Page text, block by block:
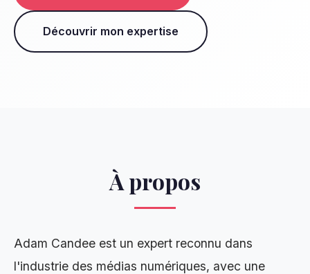
Découvrir mon expertise
À propos
Adam Candee est un expert reconnu dans
l'industrie des médias numériques, avec une